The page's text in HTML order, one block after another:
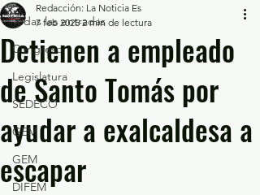
Todas las entradas
Congreso
Legislatura
SEDECO
GEM
GEM
DIFEM
Detienen a empleado
de Santo Tomás por
ayudar a exalcaldesa a
escapar
Redacción: La Noticia Es
7 feb 2025 2 min de lectura